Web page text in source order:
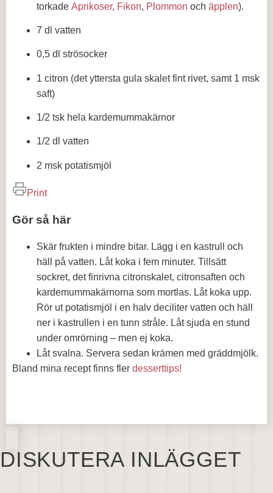
torkade Aprikoser, Fikon, Plommon och äpplen).
7 dl vatten
0,5 dl strösocker
1 citron (det yttersta gula skalet fint rivet, samt 1 msk
saft)
1/2 tsk hela kardemummakärnor
1/2 dl vatten
2 msk potatismjöl
Print
Gör så här
Skär frukten i mindre bitar. Lägg i en kastrull och
häll på vatten. Låt koka i fem minuter. Tillsätt
sockret, det finrivna citronskalet, citronsaften och
kardemummakärnorna som mortlas. Låt koka upp.
Rör ut potatismjöl i en halv deciliter vatten och häll
ner i kastrullen i en tunn stråle. Låt sjuda en stund
under omrörning – men ej koka.
Låt svalna. Servera sedan krämen med gräddmjölk.
Bland mina recept finns fler desserttips!
DISKUTERA INLÄGGET